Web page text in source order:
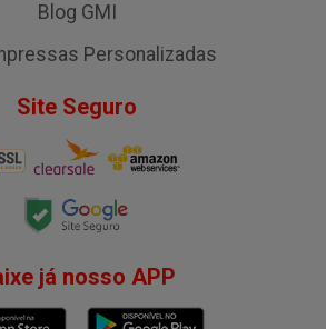
Blog GMI
Personalizadas
Site Seguro
já nosso APP